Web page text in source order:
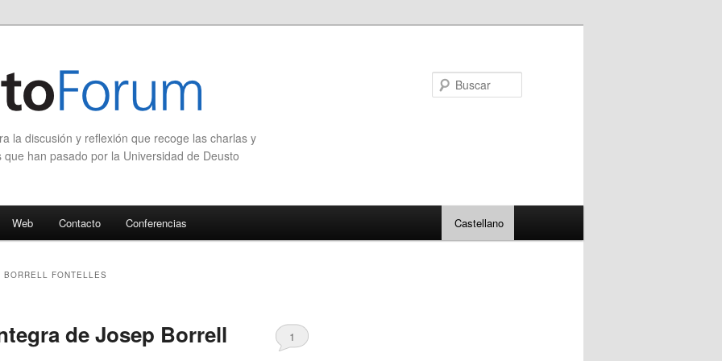
la discusión y reflexión que recoge las charlas y
han pasado por la Universidad de Deusto
Web Contacto Conferencias Castellano
BORRELL FONTELLES
de Josep Borrell 1